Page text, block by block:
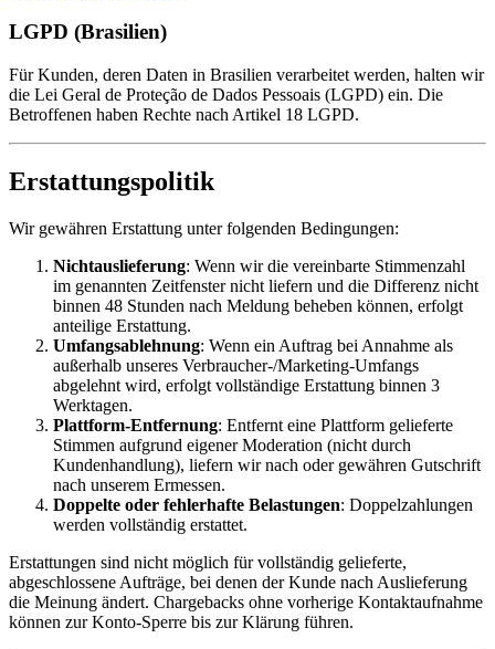
LGPD (Brasilien)
Für Kunden, deren Daten in Brasilien verarbeitet werden, halten wir
die Lei Geral de Proteção de Dados Pessoais (LGPD) ein. Die
Betroffenen haben Rechte nach Artikel 18 LGPD.
Erstattungspolitik
Wir gewähren Erstattung unter folgenden Bedingungen:
Nichtauslieferung: Wenn wir die vereinbarte Stimmenzahl
im genannten Zeitfenster nicht liefern und die Differenz nicht
binnen 48 Stunden nach Meldung beheben können, erfolgt
anteilige Erstattung.
Umfangsablehnung: Wenn ein Auftrag bei Annahme als
außerhalb unseres Verbraucher-/Marketing-Umfangs
abgelehnt wird, erfolgt vollständige Erstattung binnen 3
Werktagen.
Plattform-Entfernung: Entfernt eine Plattform gelieferte
Stimmen aufgrund eigener Moderation (nicht durch
Kundenhandlung), liefern wir nach oder gewähren Gutschrift
nach unserem Ermessen.
Doppelte oder fehlerhafte Belastungen: Doppelzahlungen
werden vollständig erstattet.
Erstattungen sind nicht möglich für vollständig gelieferte,
abgeschlossene Aufträge, bei denen der Kunde nach Auslieferung
die Meinung ändert. Chargebacks ohne vorherige Kontaktaufnahme
können zur Konto-Sperre bis zur Klärung führen.